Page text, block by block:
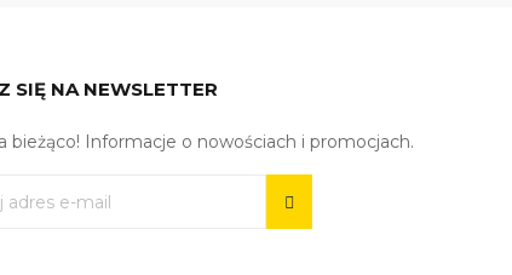
SIĘ NA NEWSLETTER
bieżąco! Informacje o nowościach i promocjach.